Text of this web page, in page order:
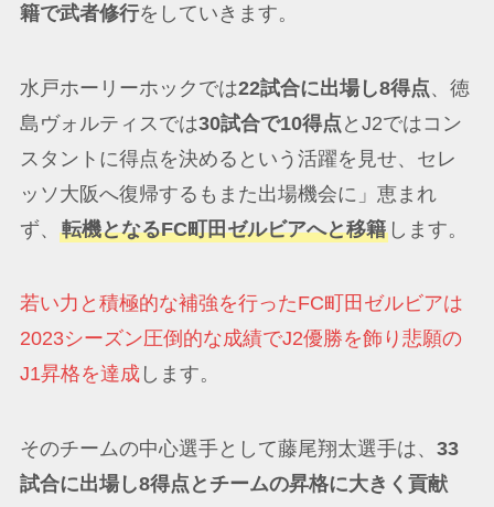
籍で武者修行をしていきます。
水戸ホーリーホックでは22試合に出場し8得点、徳
島ヴォルティスでは30試合で10得点 とJ2ではコン
スタントに得点を決めるという活躍を見せ、セレ
ッソ大阪へ復帰するもまた出場機会に」恵まれ
ず、 転機となるFC町田ゼルビアへと移籍します。
若い力と積極的な補強を行ったFC町田ゼルビアは
2023シーズン圧倒的な成績でJ2優勝を飾り悲願の
J1昇格を達成します。
そのチームの中心選手として藤尾翔太選手は、 33
試合に出場し8得点とチームの昇格に大きく貢献